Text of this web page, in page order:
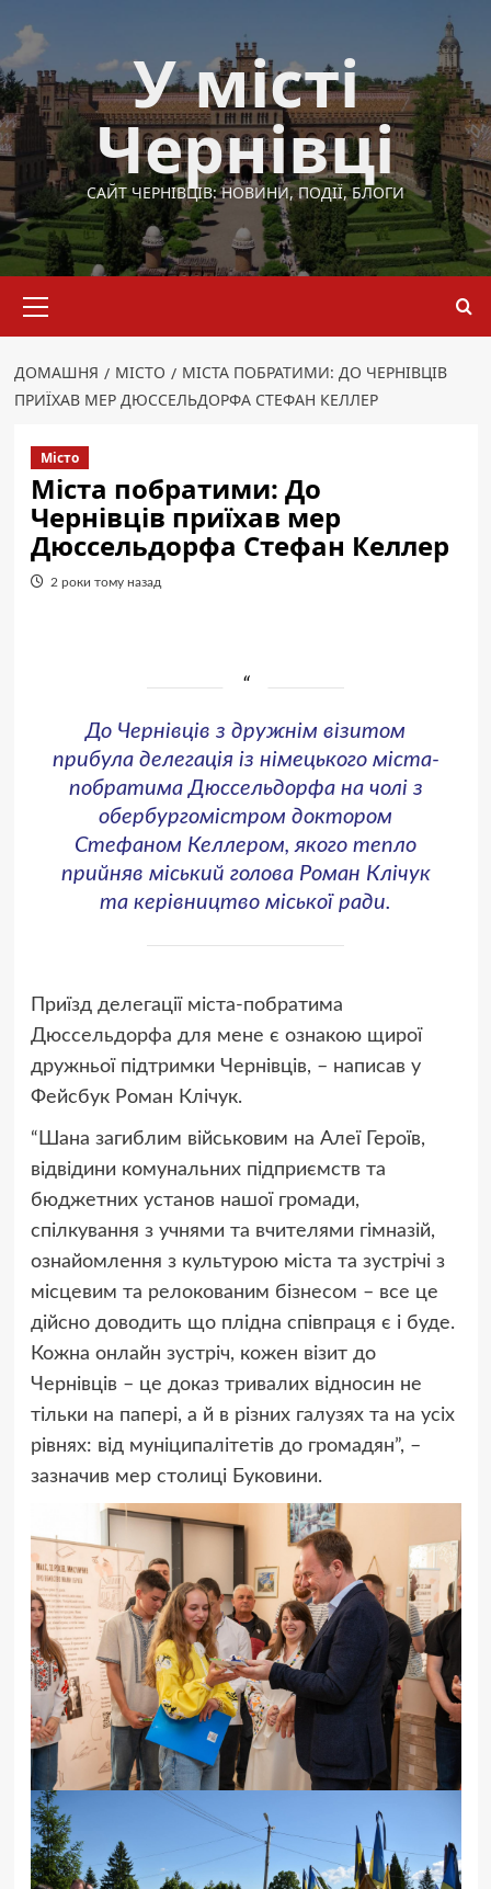
до
вмісту
У місті
Чернівці
САЙТ ЧЕРНІВЦІВ: НОВИНИ, ПОДІЇ, БЛОГИ
меню
ДОМАШНЯ МІСТО
МІСТА ПОБРАТИМИ: ДО ЧЕРНІВЦІВ
ПРИЇХАВ МЕР ДЮССЕЛЬДОРФА СТЕФАН КЕЛЛЕР
Місто
Міста побратими: До
Чернівців приїхав мер
Дюссельдорфа Стефан Келлер
2 роки тому назад
До Чернівців з дружнім візитом
прибула делегація із німецького міста-
побратима Дюссельдорфа на чолі з
обербургомістром доктором
Стефаном Келлером, якого тепло
прийняв міський голова Роман Клічук
та керівництво міської ради.
Приїзд делегації міста-побратима
Дюссельдорфа для мене є ознакою щирої
дружньої підтримки Чернівців, – написав у
Фейсбук Роман Клічук.
“Шана загиблим військовим на Алеї Героїв,
відвідини комунальних підприємств та
бюджетних установ нашої громади,
спілкування з учнями та вчителями гімназій,
ознайомлення з культурою міста та зустрічі з
місцевим та релокованим бізнесом – все це
дійсно доводить що плідна співпраця є і буде.
Кожна онлайн зустріч, кожен візит до
Чернівців – це доказ тривалих відносин не
тільки на папері, а й в різних галузях та на усіх
рівнях: від муніципалітетів до громадян”, –
зазначив мер столиці Буковини.